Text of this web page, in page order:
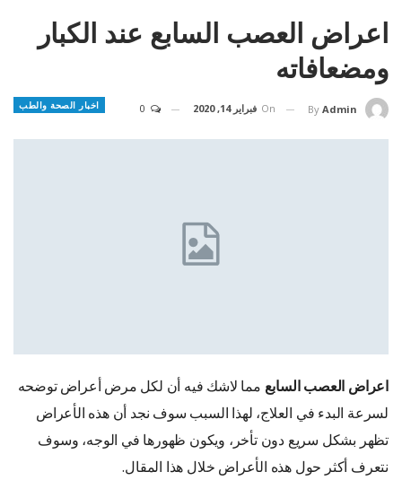
اعراض العصب السابع عند الكبار
ومضعافاته
اخبار الصحة والطب By Admin
On فبراير 14, 2020
اعراض العصب السابع مما لاشك فيه أن لكل مرض أعراض توضحه
لسرعة البدء في العلاج، لهذا السبب سوف نجد أن هذه الأعراض
تظهر بشكل سريع دون تأخر، ويكون ظهورها في الوجه، وسوف
نتعرف أكثر حول هذه الأعراض خلال هذا المقال.